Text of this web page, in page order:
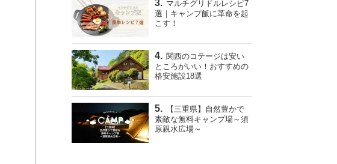
マルチグリドルレシピ7
選｜キャンプ飯に革命を起
こす！
関西のコテージは安い
ところがいい！おすすめの
格安施設18選
【三重県】自然豊かで
素敵な無料キャンプ場～須
原親水広場～